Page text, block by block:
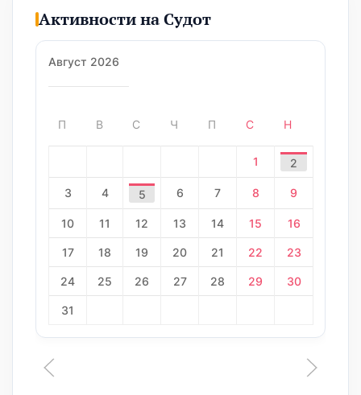
Активности на Судот
Август 2026
П В С Ч П С Н
1 2
3 4 5 6 7 8 9
10 11 12 13 14 15 16
17 18 19 20 21 22 23
24 25 26 27 28 29 30
31